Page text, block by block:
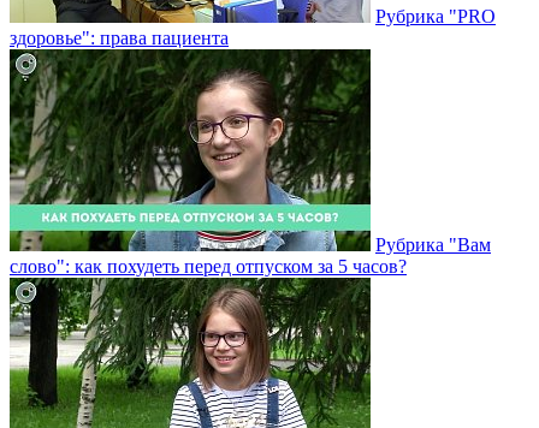
Рубрика "PRO
здоровье": права пациента
Рубрика "Вам
слово": как похудеть перед отпуском за 5 часов?